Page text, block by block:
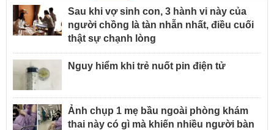
Sau khi vợ sinh con, 3 hành vi này của
người chồng là tàn nhẫn nhất, điều cuối
thật sự chạnh lòng
Nguy hiểm khi trẻ nuốt pin điện tử
Ảnh chụp 1 mẹ bầu ngoài phòng khám
thai này có gì mà khiến nhiều người bàn